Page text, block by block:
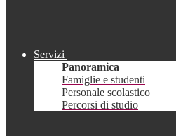
Servizi
Panoramica
Famiglie e studenti
Personale scolastico
Percorsi di studio